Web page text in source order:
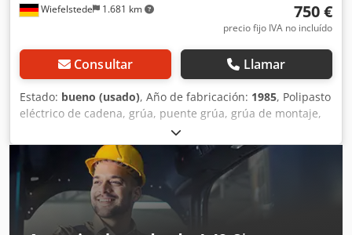
Wiefelstede 1.681 km 750 €
precio fijo IVA no incluído
Consultar Llamar
Estado: bueno (usado), Año de fabricación: 1985, Polipasto
eléctrico de cadena, grúa, puente grúa, grúa de montaje,
carro manual, carro de rodillos, carro grúa, carro de
traslación, sistema de traslación, carro de grúa, carro
motorizado - Fabricante: Stahl, polipasto eléctrico de
cadena con carro de traslación - Polipasto de cadena: Tipo
T 302 L, capacidad de carga 500 kg - Elevación principal: 4
m/min - Elevación lenta: 1 m/min - Recorrido del gancho: 5
m Crodpfx Ajya Aiysgkjf - Carro de grúa: ancho de viga